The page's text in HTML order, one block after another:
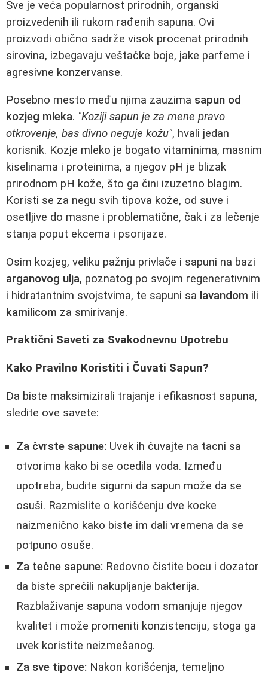
Sve je veća popularnost prirodnih, organski
proizvedenih ili rukom rađenih sapuna. Ovi
proizvodi obično sadrže visok procenat prirodnih
sirovina, izbegavaju veštačke boje, jake parfeme i
agresivne konzervanse.
Posebno mesto među njima zauzima sapun od
kozjeg mleka. "Koziji sapun je za mene pravo
otkrovenje, bas divno neguje kožu", hvali jedan
korisnik. Kozje mleko je bogato vitaminima, masnim
kiselinama i proteinima, a njegov pH je blizak
prirodnom pH kože, što ga čini izuzetno blagim.
Koristi se za negu svih tipova kože, od suve i
osetljive do masne i problematične, čak i za lečenje
stanja poput ekcema i psorijaze.
Osim kozjeg, veliku pažnju privlače i sapuni na bazi
arganovog ulja, poznatog po svojim regenerativnim
i hidratantnim svojstvima, te sapuni sa lavandom ili
kamilicom za smirivanje.
Praktični Saveti za Svakodnevnu Upotrebu
Kako Pravilno Koristiti i Čuvati Sapun?
Da biste maksimizirali trajanje i efikasnost sapuna,
sledite ove savete:
Za čvrste sapune: Uvek ih čuvajte na tacni sa
otvorima kako bi se ocedila voda. Između
upotreba, budite sigurni da sapun može da se
osuši. Razmislite o korišćenju dve kocke
naizmenično kako biste im dali vremena da se
potpuno osuše.
Za tečne sapune: Redovno čistite bocu i dozator
da biste sprečili nakupljanje bakterija.
Razblaživanje sapuna vodom smanjuje njegov
kvalitet i može promeniti konzistenciju, stoga ga
uvek koristite neizmešanog.
Za sve tipove: Nakon korišćenja, temeljno